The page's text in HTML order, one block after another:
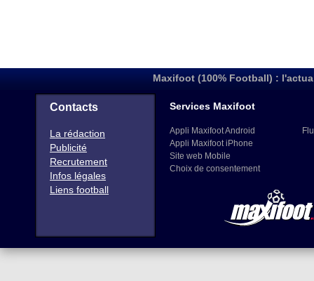
Maxifoot (100% Football) :
Contacts
La rédaction
Publicité
Recrutement
Infos légales
Liens football
Services Maxifoot
Appli Maxifoot Android
Appli Maxifoot iPhone
Site web Mobile
Choix de consentement